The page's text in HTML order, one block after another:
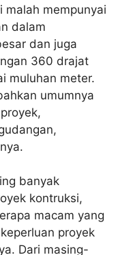
mempunyai
dalam
dan juga
360 drajat
muluhan meter.
umumnya
banyak
kontruksi,
macam yang
proyek
Dari masing-